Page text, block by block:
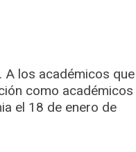
A los académicos que
como académicos
el 18 de enero de